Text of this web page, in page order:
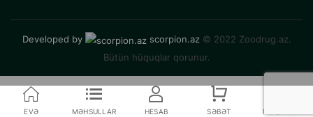
Developed by scorpion.az © 2022 Zoodrug.az.
Bütün hüquqlar qorunur.
EVƏ MƏHSULLAR HESAB SƏBƏT MÜQAYISƏ